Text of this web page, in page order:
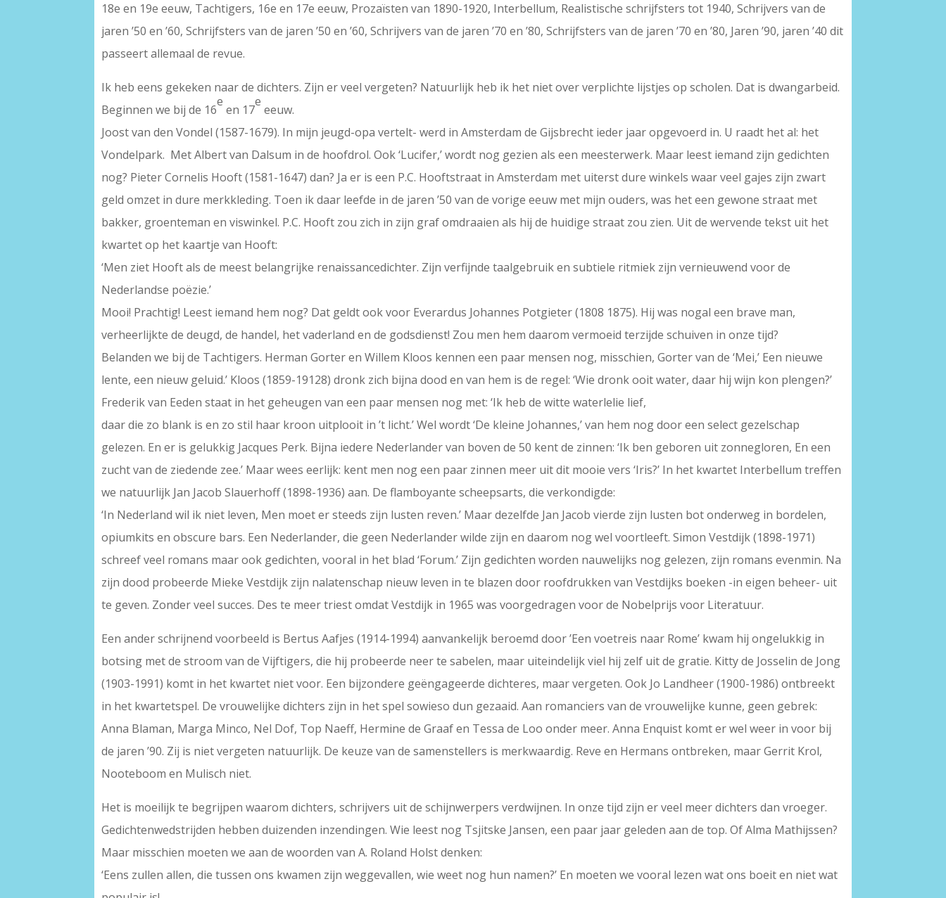
18e en 19e eeuw, Tachtigers, 16e en 17e eeuw, Prozaïsten van 1890-1920, Interbellum, Realistische schrijfsters tot 1940, Schrijvers van de
jaren ’50 en ’60, Schrijfsters van de jaren ’50 en ’60, Schrijvers van de jaren ’70 en ’80, Schrijfsters van de jaren ’70 en ’80, Jaren ’90, jaren ’40 dit
passeert allemaal de revue.
Ik heb eens gekeken naar de dichters. Zijn er veel vergeten? Natuurlijk heb ik het niet over verplichte lijstjes op scholen. Dat is dwangarbeid.
Beginnen we bij de 16
e
en 17
e
eeuw.
Joost van den Vondel (1587-1679). In mijn jeugd-opa vertelt- werd in Amsterdam de Gijsbrecht ieder jaar opgevoerd in. U raadt het al: het
Vondelpark. Met Albert van Dalsum in de hoofdrol. Ook ‘Lucifer,’ wordt nog gezien als een meesterwerk. Maar leest iemand zijn gedichten
nog? Pieter Cornelis Hooft (1581-1647) dan? Ja er is een P.C. Hooftstraat in Amsterdam met uiterst dure winkels waar veel gajes zijn zwart
geld omzet in dure merkkleding. Toen ik daar leefde in de jaren ’50 van de vorige eeuw met mijn ouders, was het een gewone straat met
bakker, groenteman en viswinkel. P.C. Hooft zou zich in zijn graf omdraaien als hij de huidige straat zou zien. Uit de wervende tekst uit het
kwartet op het kaartje van Hooft:
‘Men ziet Hooft als de meest belangrijke renaissancedichter. Zijn verfijnde taalgebruik en subtiele ritmiek zijn vernieuwend voor de
Nederlandse poëzie.’
Mooi! Prachtig! Leest iemand hem nog? Dat geldt ook voor Everardus Johannes Potgieter (1808 1875). Hij was nogal een brave man,
verheerlijkte de deugd, de handel, het vaderland en de godsdienst! Zou men hem daarom vermoeid terzijde schuiven in onze tijd?
Belanden we bij de Tachtigers. Herman Gorter en Willem Kloos kennen een paar mensen nog, misschien, Gorter van de ‘Mei,’ Een nieuwe
lente, een nieuw geluid.’ Kloos (1859-19128) dronk zich bijna dood en van hem is de regel: ‘Wie dronk ooit water, daar hij wijn kon plengen?’
Frederik van Eeden staat in het geheugen van een paar mensen nog met: ‘Ik heb de witte waterlelie lief,
daar die zo blank is en zo stil haar kroon uitplooit in ’t licht.’ Wel wordt ‘De kleine Johannes,’ van hem nog door een select gezelschap
gelezen. En er is gelukkig Jacques Perk. Bijna iedere Nederlander van boven de 50 kent de zinnen: ‘Ik ben geboren uit zonnegloren, En een
zucht van de ziedende zee.’ Maar wees eerlijk: kent men nog een paar zinnen meer uit dit mooie vers ‘Iris?’ In het kwartet Interbellum treffen
we natuurlijk Jan Jacob Slauerhoff (1898-1936) aan. De flamboyante scheepsarts, die verkondigde:
‘In Nederland wil ik niet leven, Men moet er steeds zijn lusten reven.’ Maar dezelfde Jan Jacob vierde zijn lusten bot onderweg in bordelen,
opiumkits en obscure bars. Een Nederlander, die geen Nederlander wilde zijn en daarom nog wel voortleeft. Simon Vestdijk (1898-1971)
schreef veel romans maar ook gedichten, vooral in het blad ‘Forum.’ Zijn gedichten worden nauwelijks nog gelezen, zijn romans evenmin. Na
zijn dood probeerde Mieke Vestdijk zijn nalatenschap nieuw leven in te blazen door roofdrukken van Vestdijks boeken -in eigen beheer- uit
te geven. Zonder veel succes. Des te meer triest omdat Vestdijk in 1965 was voorgedragen voor de Nobelprijs voor Literatuur.
Een ander schrijnend voorbeeld is Bertus Aafjes (1914-1994) aanvankelijk beroemd door ’Een voetreis naar Rome’ kwam hij ongelukkig in
botsing met de stroom van de Vijftigers, die hij probeerde neer te sabelen, maar uiteindelijk viel hij zelf uit de gratie. Kitty de Josselin de Jong
(1903-1991) komt in het kwartet niet voor. Een bijzondere geëngageerde dichteres, maar vergeten. Ook Jo Landheer (1900-1986) ontbreekt
in het kwartetspel. De vrouwelijke dichters zijn in het spel sowieso dun gezaaid. Aan romanciers van de vrouwelijke kunne, geen gebrek:
Anna Blaman, Marga Minco, Nel Dof, Top Naeff, Hermine de Graaf en Tessa de Loo onder meer. Anna Enquist komt er wel weer in voor bij
de jaren ’90. Zij is niet vergeten natuurlijk. De keuze van de samenstellers is merkwaardig. Reve en Hermans ontbreken, maar Gerrit Krol,
Nooteboom en Mulisch niet.
Het is moeilijk te begrijpen waarom dichters, schrijvers uit de schijnwerpers verdwijnen. In onze tijd zijn er veel meer dichters dan vroeger.
Gedichtenwedstrijden hebben duizenden inzendingen. Wie leest nog Tsjitske Jansen, een paar jaar geleden aan de top. Of Alma Mathijssen?
Maar misschien moeten we aan de woorden van A. Roland Holst denken:
‘Eens zullen allen, die tussen ons kwamen zijn weggevallen, wie weet nog hun namen?’ En moeten we vooral lezen wat ons boeit en niet wat